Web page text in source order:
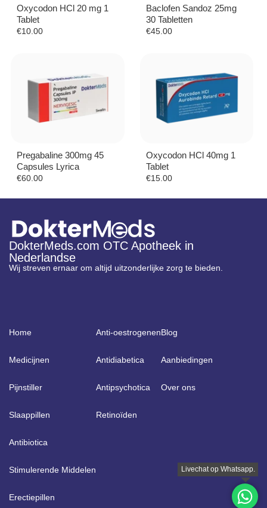
Oxycodon HCl 20 mg 1
Tablet
€10.00
Baclofen Sandoz 25mg
30 Tabletten
€45.00
Pregabaline 300mg 45
Capsules Lyrica
€60.00
Oxycodon HCl 40mg 1
Tablet
€15.00
DokterMeds.com OTC Apotheek in
Nederlandse
Wij streven ernaar om altijd uitzonderlijke zorg te bieden.
Home
Medicijnen
Pijnstiller
Slaappillen
Antibiotica
Stimulerende Middelen
Erectiepillen
Anti-oestrogenen
Antidiabetica
Antipsychotica
Retinoïden
Blog
Aanbiedingen
Over ons